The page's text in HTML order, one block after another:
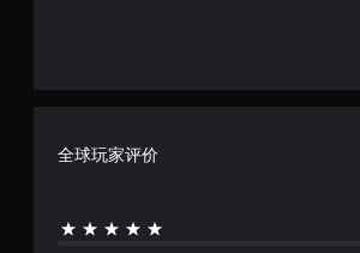
全球玩家评价